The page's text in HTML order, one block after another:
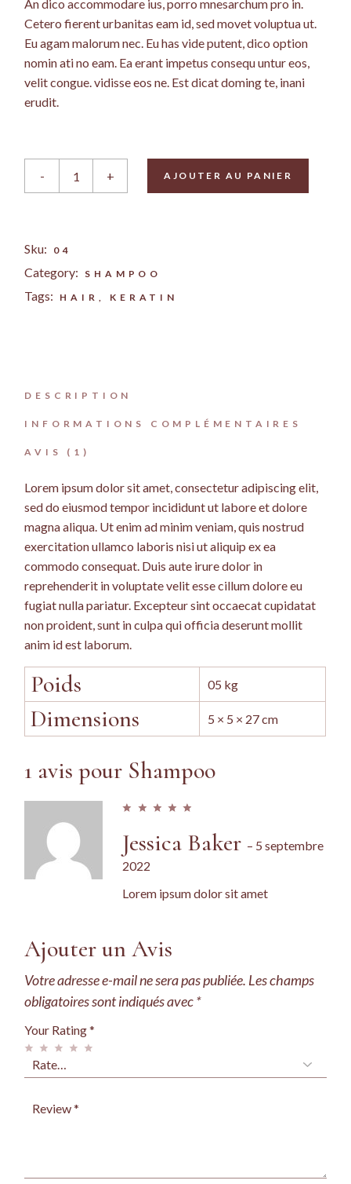
An dico accommodare ius, porro mnesarchum pro in.
Cetero fierent urbanitas eam id, sed movet voluptua ut.
Eu agam malorum nec. Eu has vide putent, dico option
nomin ati no eam. Ea erant impetus consequ untur eos,
velit congue. vidisse eos ne. Est dicat doming te, inani
erudit.
Shampoo quantity
- + AJOUTER AU PANIER
Sku: 04
Category: SHAMPOO
Tags: HAIR , KERATIN
DESCRIPTION
INFORMATIONS COMPLÉMENTAIRES
AVIS (1)
Lorem ipsum dolor sit amet, consectetur adipiscing elit,
sed do eiusmod tempor incididunt ut labore et dolore
magna aliqua. Ut enim ad minim veniam, quis nostrud
exercitation ullamco laboris nisi ut aliquip ex ea
commodo consequat. Duis aute irure dolor in
reprehenderit in voluptate velit esse cillum dolore eu
fugiat nulla pariatur. Excepteur sint occaecat cupidatat
non proident, sunt in culpa qui officia deserunt mollit
anim id est laborum.
Poids 05 kg
Dimensions 5 × 5 × 27 cm
1 avis pour Shampoo
Jessica Baker – 5 septembre
2022
Lorem ipsum dolor sit amet
Ajouter un Avis
Votre adresse e-mail ne sera pas publiée. Les champs
obligatoires sont indiqués avec*
Your Rating*